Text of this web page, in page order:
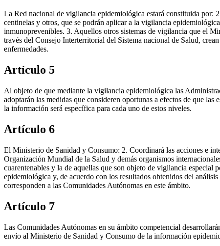
La Red nacional de vigilancia epidemiológica estará constituida por:
centinelas y otros, que se podrán aplicar a la vigilancia
inmunoprevenibles. 3. Aquellos otros sistemas de vigilancia que el
través del Consejo Interterritorial del Sistema nacional de Salud,
enfermedades.
Artículo 5
Al objeto de que mediante la vigilancia epidemiológica las
adoptarán las medidas que consideren oportunas a efectos de que
la información será específica para cada uno de estos niveles.
Artículo 6
El Ministerio de Sanidad y Consumo: 2. Coordinará las acciones e
Organización Mundial de la Salud y demás organismos
cuarentenables y la de aquellas que son objeto de vigilancia
epidemiológica y, de acuerdo con los resultados obtenidos del
corresponden a las Comunidades Autónomas en este ámbito.
Artículo 7
Las Comunidades Autónomas en su ámbito competencial
envío al Ministerio de Sanidad y Consumo de la información